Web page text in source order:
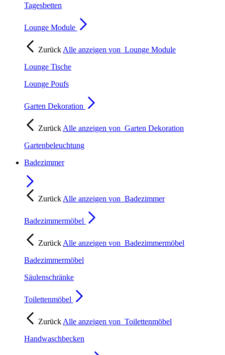
Tagesbetten
Lounge Module
Zurück Alle anzeigen von Lounge Module
Lounge Tische
Lounge Poufs
Garten Dekoration
Zurück Alle anzeigen von Garten Dekoration
Gartenbeleuchtung
Badezimmer
Zurück Alle anzeigen von Badezimmer
Badezimmermöbel
Zurück Alle anzeigen von Badezimmermöbel
Badezimmermöbel
Säulenschränke
Toilettenmöbel
Zurück Alle anzeigen von Toilettenmöbel
Handwaschbecken